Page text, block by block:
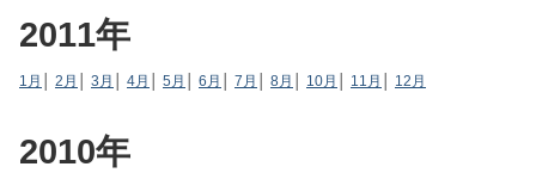
2011年
1月 2月 3月 4月 5月 6月 7月 8月 10月 11月 12月
2010年